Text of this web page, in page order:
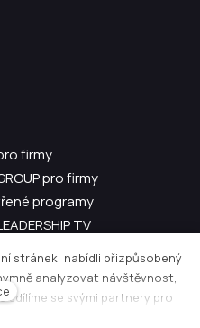
firmy
pro firmy
programy
TV
stránek, nabídli přizpůsobený
analyzovat návštěvnost,
se svými partnery pro